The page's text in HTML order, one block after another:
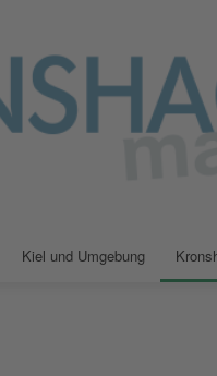
Kiel und Umgebung